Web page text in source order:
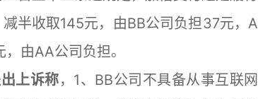
半收取145元，由BB公司负担37元，A
由AA公司负担。
上诉称，1、BB公司不具备从事互联网